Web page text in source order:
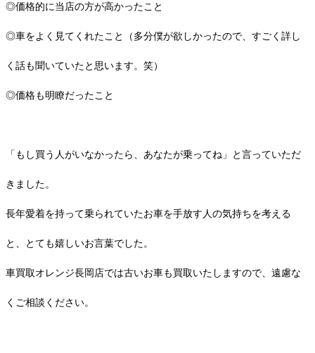
◎価格的に当店の方が高かったこと
◎車をよく見てくれたこと（多分僕が欲しかったので、すごく詳し
く話も聞いていたと思います。笑）
◎価格も明瞭だったこと
「もし買う人がいなかったら、あなたが乗ってね」と言っていただ
きました。
長年愛着を持って乗られていたお車を手放す人の気持ちを考える
と、とても嬉しいお言葉でした。
車買取オレンジ長岡店では古いお車も買取いたしますので、遠慮な
くご相談ください。